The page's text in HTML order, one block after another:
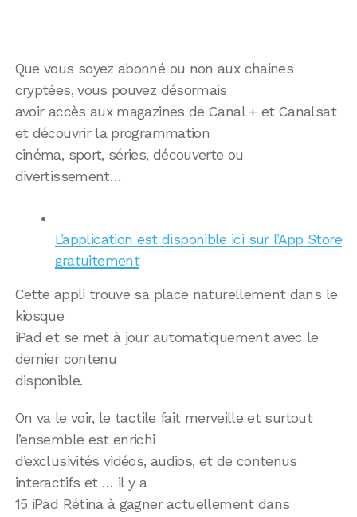
Que vous soyez abonné ou non aux chaines
cryptées, vous pouvez désormais
avoir accès aux magazines de Canal + et Canalsat
et découvrir la programmation
cinéma, sport, séries, découverte ou
divertissement…
L’application est disponible ici sur l’App Store
gratuitement
Cette appli trouve sa place naturellement dans le
kiosque
iPad et se met à jour automatiquement avec le
dernier contenu
disponible.
On va le voir, le tactile fait merveille et surtout
l’ensemble est enrichi
d’exclusivités vidéos, audios, et de contenus
interactifs et … il y a
15 iPad Rétina à gagner actuellement dans